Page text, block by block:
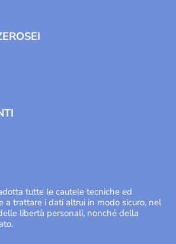
tutte le cautele tecniche ed
a trattare i dati altrui in modo sicuro, nel
libertà personali, nonché della